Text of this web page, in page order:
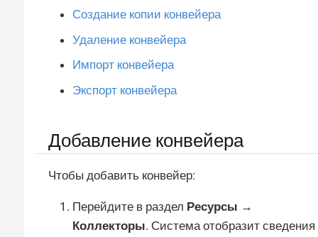
Создание копии конвейера
Удаление конвейера
Импорт конвейера
Экспорт конвейера
Добавление конвейера
Чтобы добавить конвейер:
Перейдите в раздел Ресурсы →
Коллекторы. Система отобразит сведения